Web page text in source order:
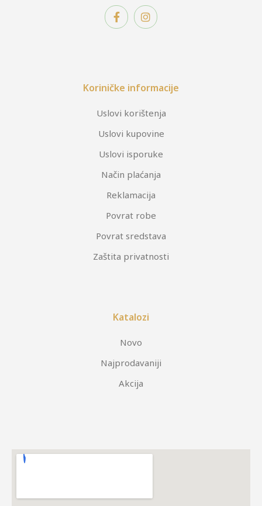
Koriničke informacije
Uslovi korištenja
Uslovi kupovine
Uslovi isporuke
Način plaćanja
Reklamacija
Povrat robe
Povrat sredstava
Zaštita privatnosti
Katalozi
Novo
Najprodavaniji
Akcija